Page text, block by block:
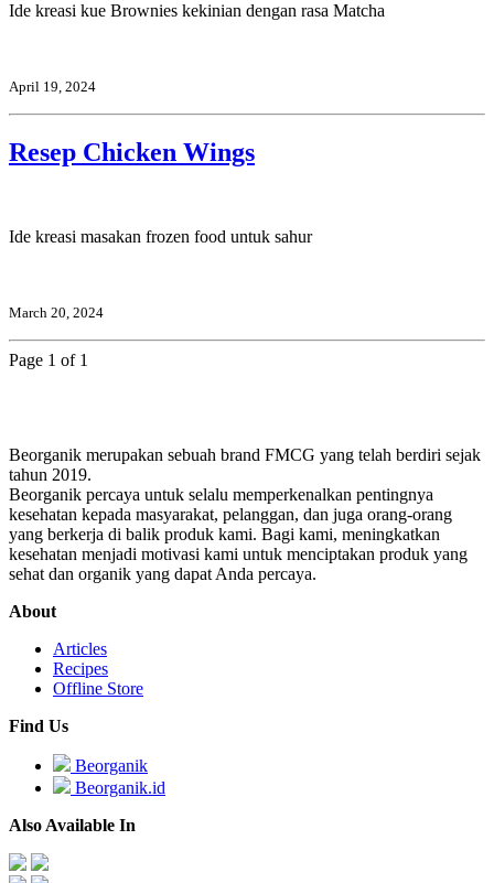
Ide kreasi kue Brownies kekinian dengan rasa Matcha
April 19, 2024
Resep Chicken Wings
Ide kreasi masakan frozen food untuk sahur
March 20, 2024
Page 1 of 1
Beorganik merupakan sebuah brand FMCG yang telah berdiri sejak
tahun 2019.
Beorganik percaya untuk selalu memperkenalkan pentingnya
kesehatan kepada masyarakat, pelanggan, dan juga orang-orang
yang berkerja di balik produk kami. Bagi kami, meningkatkan
kesehatan menjadi motivasi kami untuk menciptakan produk yang
sehat dan organik yang dapat Anda percaya.
About
Articles
Recipes
Offline Store
Find Us
Beorganik
Beorganik.id
Also Available In